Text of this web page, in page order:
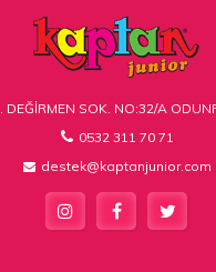
DEĞİRMEN SOK. NO:32/A
0532 311 70 71
destek@kaptanjunior.com